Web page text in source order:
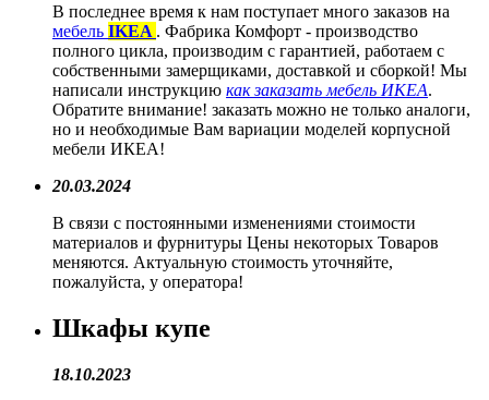
В последнее время к нам поступает много заказов на
мебель IKEA . Фабрика Комфорт - производство
полного цикла, производим с гарантией, работаем с
собственными замерщиками, доставкой и сборкой! Мы
написали инструкцию как заказать мебель ИКЕА.
Обратите внимание! заказать можно не только аналоги,
но и необходимые Вам вариации моделей корпусной
мебели ИКЕА!
20.03.2024
В связи с постоянными изменениями стоимости
материалов и фурнитуры Цены некоторых Товаров
меняются. Актуальную стоимость уточняйте,
пожалуйста, у оператора!
Шкафы купе
18.10.2023